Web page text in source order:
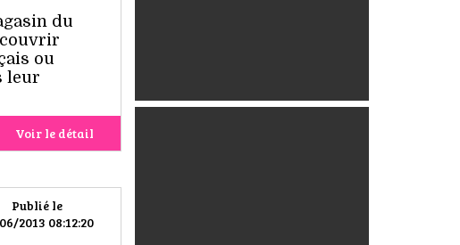
du
ou
leur
Voir le détail
Publié le
2013 08:12:20